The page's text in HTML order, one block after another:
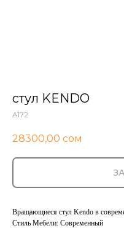
стул KENDO
A172
28300,00 сом
Вращающиеся стул Kendo в
Стиль Мебели: Современный